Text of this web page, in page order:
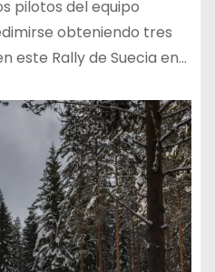
pilotos del equipo
obteniendo tres
este Rally de Suecia en…